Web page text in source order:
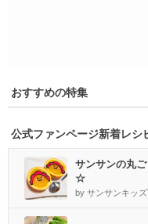
おすすめの特集
公式ファンページ新着レシ
サンサンの丸
☆
by サンサンキッ